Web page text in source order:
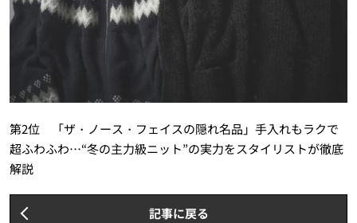
第2位 「ザ・ノース・フェイスの隠れ名品」手入れもラクで
超ふわふわ…“冬の主力級ニット”の実力をスタイリストが徹底
解説
記事に戻る